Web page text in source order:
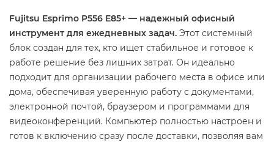
Fujitsu Esprimo P556 E85+ — надежный офисный
инструмент для ежедневных задач. Этот системный
блок создан для тех, кто ищет стабильное и готовое к
работе решение без лишних затрат. Он идеально
подходит для организации рабочего места в офисе или
дома, обеспечивая уверенную работу с документами,
электронной почтой, браузером и программами для
видеоконференций. Компьютер полностью настроен и
готов к включению сразу после доставки, позволяя вам